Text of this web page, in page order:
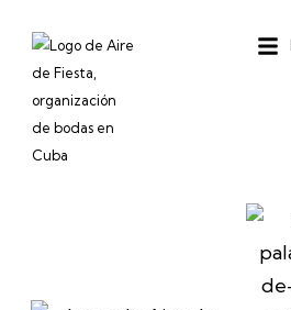
contenido